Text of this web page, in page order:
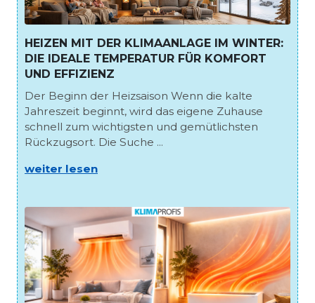
HEIZEN MIT DER KLIMAANLAGE IM WINTER:
DIE IDEALE TEMPERATUR FÜR KOMFORT
UND EFFIZIENZ
Der Beginn der Heizsaison Wenn die kalte
Jahreszeit beginnt, wird das eigene Zuhause
schnell zum wichtigsten und gemütlichsten
Rückzugsort. Die Suche ...
weiter lesen